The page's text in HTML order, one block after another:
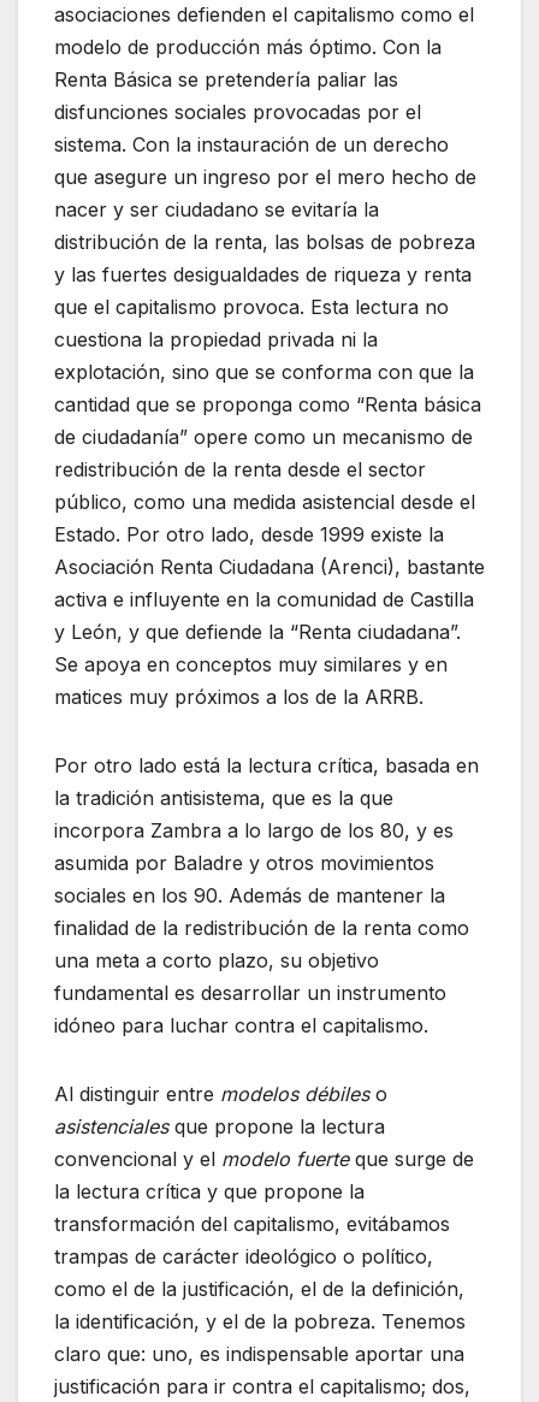
asociaciones defienden el capitalismo como el
modelo de producción más óptimo. Con la
Renta Básica se pretendería paliar las
disfunciones sociales provocadas por el
sistema. Con la instauración de un derecho
que asegure un ingreso por el mero hecho de
nacer y ser ciudadano se evitaría la
distribución de la renta, las bolsas de pobreza
y las fuertes desigualdades de riqueza y renta
que el capitalismo provoca. Esta lectura no
cuestiona la propiedad privada ni la
explotación, sino que se conforma con que la
cantidad que se proponga como “Renta básica
de ciudadanía” opere como un mecanismo de
redistribución de la renta desde el sector
público, como una medida asistencial desde el
Estado. Por otro lado, desde 1999 existe la
Asociación Renta Ciudadana (Arenci), bastante
activa e influyente en la comunidad de Castilla
y León, y que defiende la “Renta ciudadana”.
Se apoya en conceptos muy similares y en
matices muy próximos a los de la ARRB.
Por otro lado está la lectura crítica, basada en
la tradición antisistema, que es la que
incorpora Zambra a lo largo de los 80, y es
asumida por Baladre y otros movimientos
sociales en los 90. Además de mantener la
finalidad de la redistribución de la renta como
una meta a corto plazo, su objetivo
fundamental es desarrollar un instrumento
idóneo para luchar contra el capitalismo.
Al distinguir entre modelos débileso
asistencialesque propone la lectura
convencional y el modelo fuerteque surge de
la lectura crítica y que propone la
transformación del capitalismo, evitábamos
trampas de carácter ideológico o político,
como el de la justificación, el de la definición,
la identificación, y el de la pobreza. Tenemos
claro que: uno, es indispensable aportar una
justificación para ir contra el capitalismo; dos,